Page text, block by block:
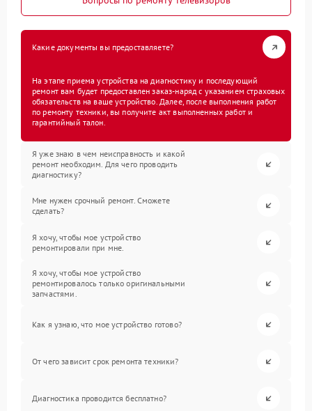
Какие документы вы предоставляете?
На этапе приема устройства на диагностику и последующий
ремонт вам будет предоставлен заказ-наряд с указанием страховых
обязательств на ваше устройство. Далее, после выполнения работ
по ремонту техники, вы получите акт выполненных работ и
гарантийный талон.
Я уже знаю в чем неисправность и какой
ремонт необходим. Для чего проводить
диагностику?
Мне нужен срочный ремонт. Сможете
сделать?
Я хочу, чтобы мое устройство
ремонтировали при мне.
Я хочу, чтобы мое устройство
ремонтировалось только оригинальными
запчастями.
Как я узнаю, что мое устройство готово?
От чего зависит срок ремонта техники?
Диагностика проводится бесплатно?